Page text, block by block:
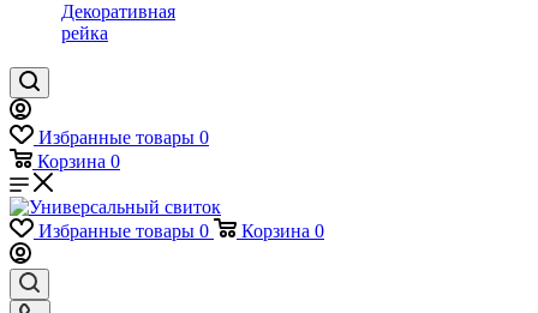
Декоративная
рейка
Избранные товары 0
Корзина 0
Избранные товары 0 Корзина 0